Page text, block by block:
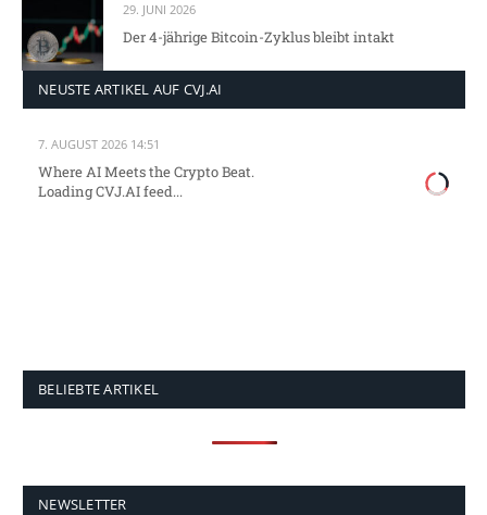
29. JUNI 2026
Der 4-jährige Bitcoin-Zyklus bleibt intakt
NEUSTE ARTIKEL AUF CVJ.AI
7. AUGUST 2026 14:51
Where AI Meets the Crypto Beat.
Loading CVJ.AI feed...
BELIEBTE ARTIKEL
NEWSLETTER